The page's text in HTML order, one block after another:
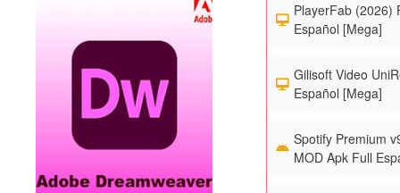
PlayerFab (2026)
Español [Mega]
Gilisoft Video
Español [Mega]
Spotify Premium
MOD Apk Full